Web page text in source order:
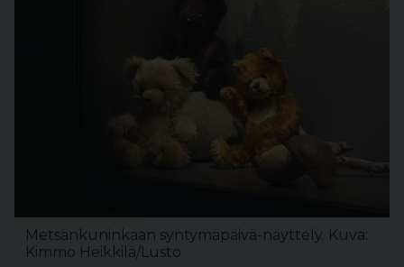
Metsänkuninkaan syntymäpäivä-näyttely. Kuva:
Kimmo Heikkilä/Lusto